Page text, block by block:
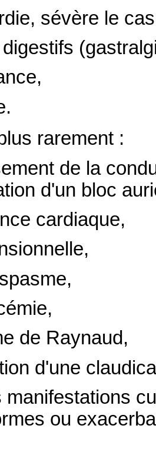
sévère le
rarement :
de la
d'un bloc
cardiaque,
de Raynaud,
d'une
manifestations
ou